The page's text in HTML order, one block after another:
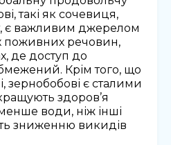
такі як сочевиця,
є важливим джерелом
поживних речовин,
де доступ до
Крім того, що
є сталими
здоров’я
води, ніж інші
зниженню викидів